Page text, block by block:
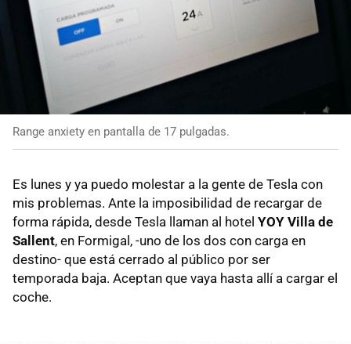
Range anxiety en pantalla de 17 pulgadas.
Es lunes y ya puedo molestar a la gente de Tesla con
mis problemas. Ante la imposibilidad de recargar de
forma rápida, desde Tesla llaman al hotel YOY Villa de
Sallent, en Formigal, -uno de los dos con carga en
destino- que está cerrado al público por ser
temporada baja. Aceptan que vaya hasta allí a cargar el
coche.